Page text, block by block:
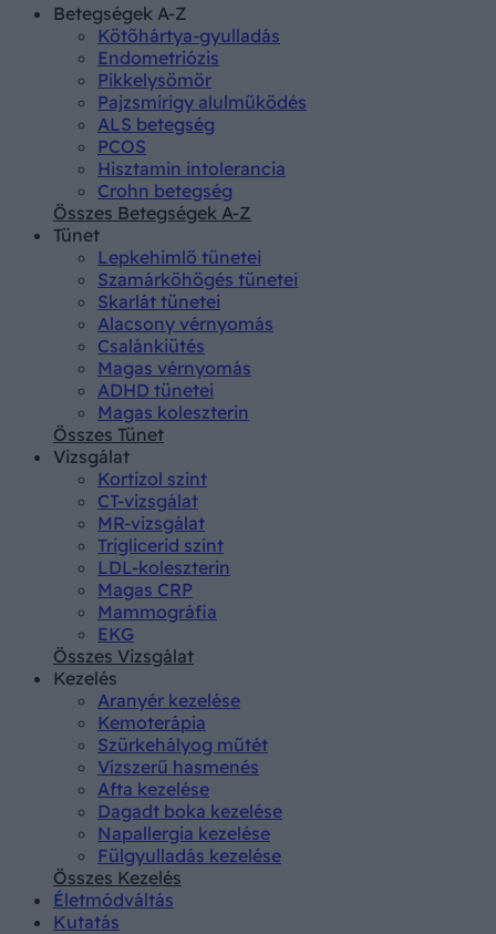
Betegségek A-Z
Kötőhártya-gyulladás
Endometriózis
Pikkelysömör
Pajzsmirigy alulműködés
ALS betegség
PCOS
Hisztamin intolerancia
Crohn betegség
Összes Betegségek A-Z
Tünet
Lepkehimlő tünetei
Szamárköhögés tünetei
Skarlát tünetei
Alacsony vérnyomás
Csalánkiütés
Magas vérnyomás
ADHD tünetei
Magas koleszterin
Összes Tünet
Vizsgálat
Kortizol szint
CT-vizsgálat
MR-vizsgálat
Triglicerid szint
LDL-koleszterin
Magas CRP
Mammográfia
EKG
Összes Vizsgálat
Kezelés
Aranyér kezelése
Kemoterápia
Szürkehályog műtét
Vízszerű hasmenés
Afta kezelése
Dagadt boka kezelése
Napallergia kezelése
Fülgyulladás kezelése
Összes Kezelés
Életmódváltás
Kutatás